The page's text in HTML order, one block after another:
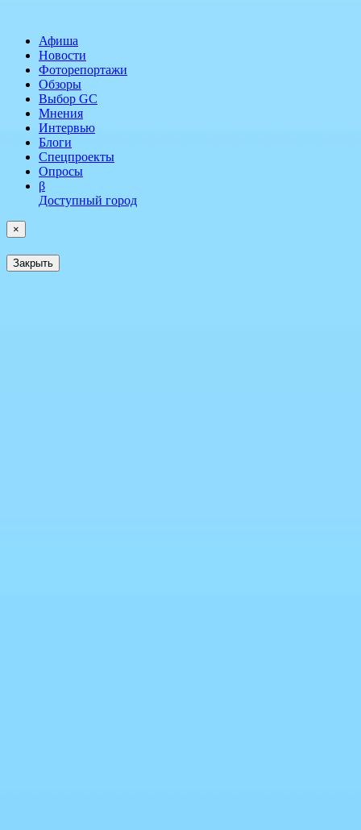
Афиша
Новости
Фоторепортажи
Обзоры
Выбор GC
Мнения
Интервью
Блоги
Спецпроекты
Опросы
β
Доступный город
×
Закрыть